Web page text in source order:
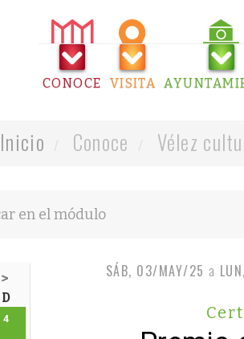
CONOCE VISITA
Inicio Conoce Vélez
>
D
4
SÁB, 03/MAY/25 a